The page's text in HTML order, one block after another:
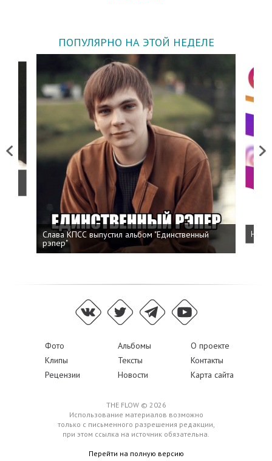
ПОПУЛЯРНО НА ЭТОЙ НЕДЕЛЕ
Previous
Слава КПСС выпустил альбом "Единственный
рэпер"
Next
Фото Альбомы
О проекте
Клипы
Тексты
Контакты
Рецензии
Новости Карта сайта
THE FLOW © 2026
Использование материалов возможно
только с письменного разрешения редакции,
при этом ссылка на источник обязательна.
Перейти на полную версию